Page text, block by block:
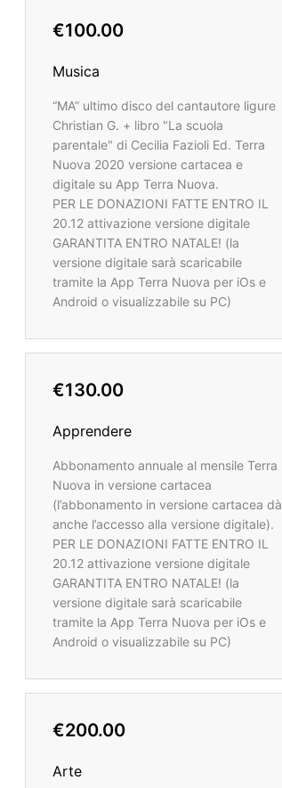
€100.00
Musica
“MA” ultimo disco del cantautore ligure
Christian G. + libro "La scuola
parentale" di Cecilia Fazioli Ed. Terra
Nuova 2020 versione cartacea e
digitale su App Terra Nuova.
PER LE DONAZIONI FATTE ENTRO IL
20.12 attivazione versione digitale
GARANTITA ENTRO NATALE! (la
versione digitale sarà scaricabile
tramite la App Terra Nuova per iOs e
Android o visualizzabile su PC)
€130.00
Apprendere
Abbonamento annuale al mensile Terra
Nuova in versione cartacea
(l’abbonamento in versione cartacea dà
anche l’accesso alla versione digitale).
PER LE DONAZIONI FATTE ENTRO IL
20.12 attivazione versione digitale
GARANTITA ENTRO NATALE! (la
versione digitale sarà scaricabile
tramite la App Terra Nuova per iOs e
Android o visualizzabile su PC)
€200.00
Arte